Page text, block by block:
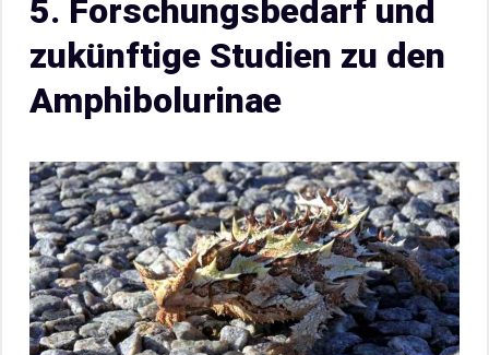
5. Forschungsbedarf und
zukünftige Studien zu den
Amphibolurinae